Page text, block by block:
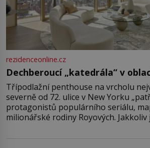
rezidenceonline.cz
Dechberoucí „katedrála“ v
Třípodlažní penthouse na vrcholu
severně od 72. ulice v New Yorku
protagonistů populárního seriálu,
milionářské rodiny Royových.